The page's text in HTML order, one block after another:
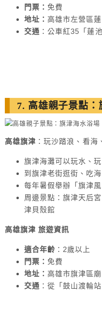
門票： 免費
地址： 高雄市左營區
交通 ：公車紅35「蓮
7. 高雄親子景點：
高雄旗津 ：玩沙踏浪、看海
旗津海灘可以玩水、
到旗津老街逛街、吃
每年暑假舉辦「旗津
周邊景點：旗津天后
津貝殼館
高雄旗津 旅遊資訊
適合年齡 ：2歲以上
門票： 免費
地址： 高雄市旗津區
交通 ：從「鼓山渡輪